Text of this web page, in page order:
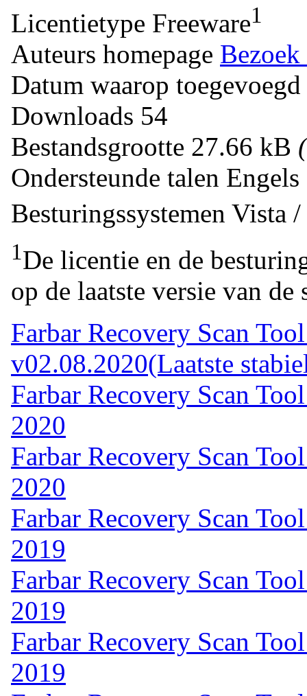
Licentietype Freeware1
Auteurs homepage
Datum waarop toegevoegd
Downloads 54
Bestandsgrootte 27.66 kB
Ondersteunde talen
Besturingssystemen Vista
1De licentie en de
op de laatste versie van de
Farbar Recovery Scan
v02.08.2020(Laatste
Farbar Recovery Scan
2020
Farbar Recovery Scan
2020
Farbar Recovery Scan
2019
Farbar Recovery Scan
2019
Farbar Recovery Scan
2019